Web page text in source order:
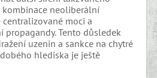
kombinace neoliberální
moci a
Tento důsledek
uzenin a sankce na chytré
hlediska je ještě